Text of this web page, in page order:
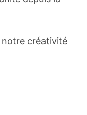
notre créativité